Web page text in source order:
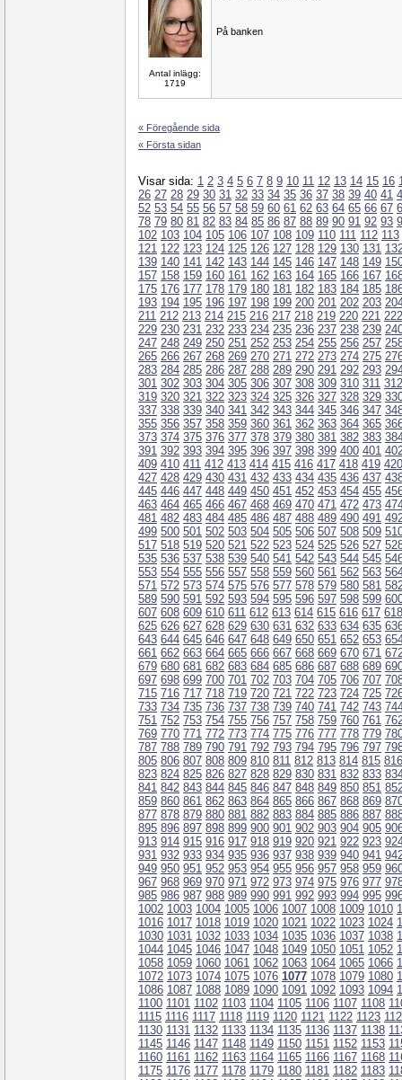
Antal inlägg:
1719
På banken
« Föregående sida
« Första sidan
Visar sida: 1 2 3 4 5 6 7 8 9 10 11 12 13 14 15 16
26 27 28 29 30 31 32 33 34 35 36 37 38 39 40 41
52 53 54 55 56 57 58 59 60 61 62 63 64 65 66 67
78 79 80 81 82 83 84 85 86 87 88 89 90 91 92 93
102 103 104 105 106 107 108 109 110 111 112 113
121 122 123 124 125 126 127 128 129 130 131
139 140 141 142 143 144 145 146 147 148 149
157 158 159 160 161 162 163 164 165 166 167
175 176 177 178 179 180 181 182 183 184 185
193 194 195 196 197 198 199 200 201 202 203
211 212 213 214 215 216 217 218 219 220 221 222
229 230 231 232 233 234 235 236 237 238 239
247 248 249 250 251 252 253 254 255 256 257
265 266 267 268 269 270 271 272 273 274 275
283 284 285 286 287 288 289 290 291 292 293
301 302 303 304 305 306 307 308 309 310 311 312
319 320 321 322 323 324 325 326 327 328 329
337 338 339 340 341 342 343 344 345 346 347
355 356 357 358 359 360 361 362 363 364 365
373 374 375 376 377 378 379 380 381 382 383
391 392 393 394 395 396 397 398 399 400 401
409 410 411 412 413 414 415 416 417 418 419 420
427 428 429 430 431 432 433 434 435 436 437
445 446 447 448 449 450 451 452 453 454 455
463 464 465 466 467 468 469 470 471 472 473
481 482 483 484 485 486 487 488 489 490 491
499 500 501 502 503 504 505 506 507 508 509
517 518 519 520 521 522 523 524 525 526 527
535 536 537 538 539 540 541 542 543 544 545
553 554 555 556 557 558 559 560 561 562 563
571 572 573 574 575 576 577 578 579 580 581
589 590 591 592 593 594 595 596 597 598 599
607 608 609 610 611 612 613 614 615 616 617 618
625 626 627 628 629 630 631 632 633 634 635
643 644 645 646 647 648 649 650 651 652 653
661 662 663 664 665 666 667 668 669 670 671
679 680 681 682 683 684 685 686 687 688 689
697 698 699 700 701 702 703 704 705 706 707
715 716 717 718 719 720 721 722 723 724 725
733 734 735 736 737 738 739 740 741 742 743
751 752 753 754 755 756 757 758 759 760 761
769 770 771 772 773 774 775 776 777 778 779
787 788 789 790 791 792 793 794 795 796 797
805 806 807 808 809 810 811 812 813 814 815 816
823 824 825 826 827 828 829 830 831 832 833
841 842 843 844 845 846 847 848 849 850 851
859 860 861 862 863 864 865 866 867 868 869
877 878 879 880 881 882 883 884 885 886 887
895 896 897 898 899 900 901 902 903 904 905
913 914 915 916 917 918 919 920 921 922 923
931 932 933 934 935 936 937 938 939 940 941
949 950 951 952 953 954 955 956 957 958 959
967 968 969 970 971 972 973 974 975 976 977
985 986 987 988 989 990 991 992 993 994 995
1002 1003 1004 1005 1006 1007 1008 1009 1010
1016 1017 1018 1019 1020 1021 1022 1023 1024
1030 1031 1032 1033 1034 1035 1036 1037 1038
1044 1045 1046 1047 1048 1049 1050 1051 1052
1058 1059 1060 1061 1062 1063 1064 1065 1066
1072 1073 1074 1075 1076 1077 1078 1079 1080
1086 1087 1088 1089 1090 1091 1092 1093 1094
1100 1101 1102 1103 1104 1105 1106 1107 1108
1115 1116 1117 1118 1119 1120 1121 1122 1123
1130 1131 1132 1133 1134 1135 1136 1137 1138
1145 1146 1147 1148 1149 1150 1151 1152 1153
1160 1161 1162 1163 1164 1165 1166 1167 1168
1175 1176 1177 1178 1179 1180 1181 1182 1183